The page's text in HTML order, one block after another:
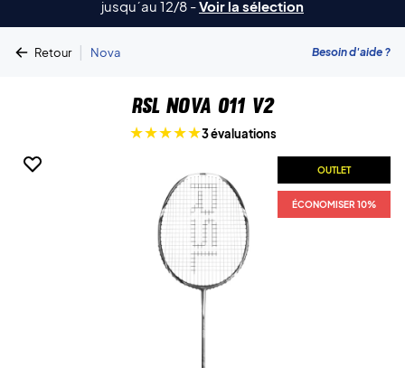
jusqu´au 12/8 -Voir la sélection
Retour | Nova Besoin d'aide ?
RSL Nova 011 V2
3 évaluations
OUTLET
ÉCONOMISER 10%